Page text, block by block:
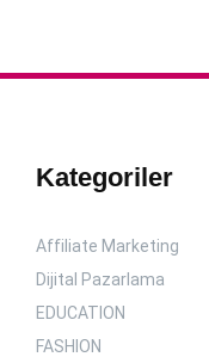
Kategoriler
Affiliate Marketing
Dijital Pazarlama
EDUCATION
FASHION